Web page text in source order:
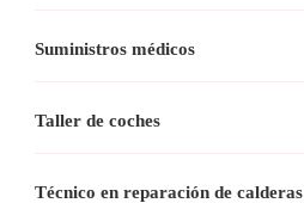
Suministros médicos
Taller de coches
Técnico en reparación de calderas